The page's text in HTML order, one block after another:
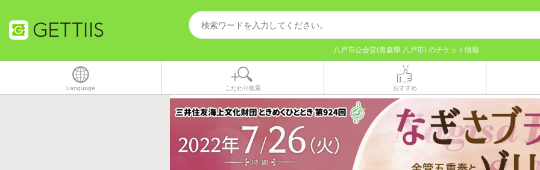
八戸市公会堂(青森県 八戸市) のチケット情報
Language こだわり検索 おすすめ